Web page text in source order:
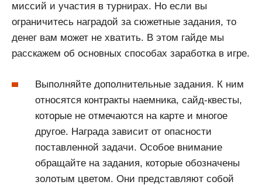
миссий и участия в турнирах. Но если вы
ограничитесь наградой за сюжетные задания, то
денег вам может не хватить. В этом гайде мы
расскажем об основных способах заработка в игре.
Выполняйте дополнительные задания. К ним
относятся контракты наемника, сайд-квесты,
которые не отмечаются на карте и многое
другое. Награда зависит от опасности
поставленной задачи. Особое внимание
обращайте на задания, которые обозначены
золотым цветом. Они представляют собой